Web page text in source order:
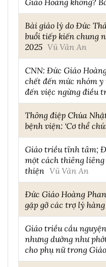
Bài giáo lý do Đức
buổi tiếp kiến chung
2025 Vũ Văn An
CNN: Đức Giáo
chết đến mức nhóm
đến việc ngừng điều
Thông điệp Chúa
bệnh viện: ‘Cơ thể
Giáo triều tĩnh tâm;
một cách thiêng
thiện Vũ Văn An
Đức Giáo Hoàng
gặp gỡ các trợ lý
Giáo triều cầu
nhưng dường như
cho phụ nữ trong